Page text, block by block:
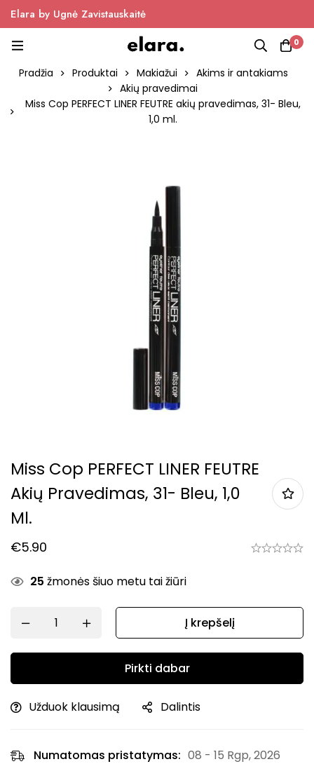
Elara by Ugnė Zavistauskaitė
0
Pradžia Produktai Makiažui
Akims ir antakiams
Akių pravedimai
Miss Cop PERFECT LINER FEUTRE akių pravedimas, 31- Bleu,
1,0 ml.
Miss Cop PERFECT LINER FEUTRE
Akių Pravedimas, 31- Bleu, 1,0
Ml.
€5.90
25 žmonės šiuo metu tai žiūri
Į krepšelį
Pirkti dabar
Užduok klausimą Dalintis
Numatomas pristatymas: 08 - 15 Rgp, 2026